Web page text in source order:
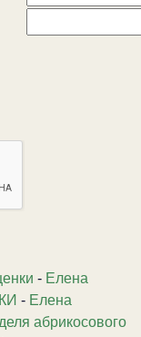
- Елена
- Елена
абрикосового